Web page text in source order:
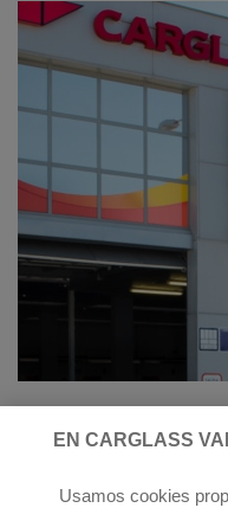
EN CARGLASS
Usamos cookies